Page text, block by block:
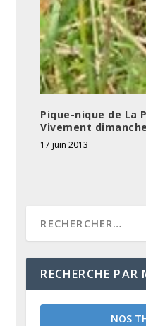
Pique-nique de La
Vivement
17 juin 2013
RECHERCHE PAR
NOS